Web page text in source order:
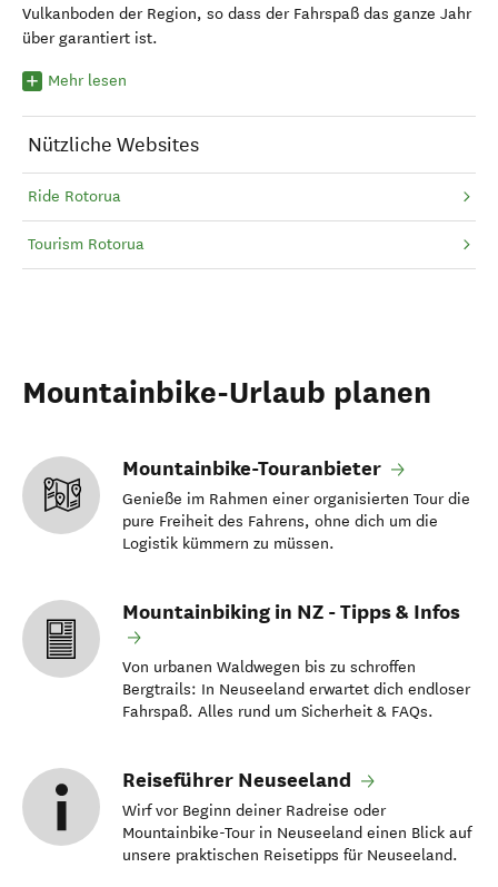
Vulkanboden der Region, so dass der Fahrspaß das ganze Jahr
über garantiert ist.
Mehr lesen
Nützliche Websites
Ride Rotorua
Tourism Rotorua
Mountainbike-Urlaub planen
Mountainbike-Touranbieter
Genieße im Rahmen einer organisierten Tour die
pure Freiheit des Fahrens, ohne dich um die
Logistik kümmern zu müssen.
Mountainbiking in NZ - Tipps & Infos
Von urbanen Waldwegen bis zu schroffen
Bergtrails: In Neuseeland erwartet dich endloser
Fahrspaß. Alles rund um Sicherheit & FAQs.
Reiseführer Neuseeland
Wirf vor Beginn deiner Radreise oder
Mountainbike-Tour in Neuseeland einen Blick auf
unsere praktischen Reisetipps für Neuseeland.